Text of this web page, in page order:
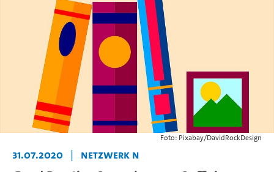
Foto: Pixabay/DavidRockDesign
31.07.2020 | netzwerk n